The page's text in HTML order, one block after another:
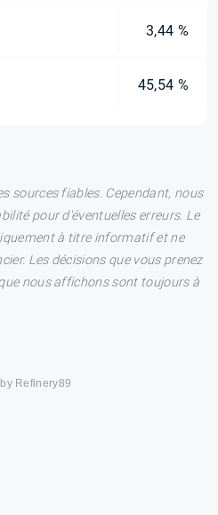
3,44 %
45,54 %
sources fiables. Cependant, nous
pour d'éventuelles erreurs. Le
à titre informatif et ne
Les décisions que vous prenez
nous affichons sont toujours à
Refinery89